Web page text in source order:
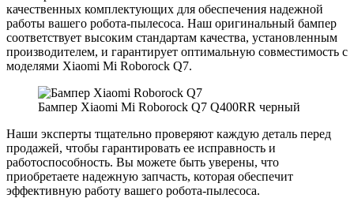
качественных комплектующих для обеспечения надежной
работы вашего робота-пылесоса. Наш оригинальный бампер
соответствует высоким стандартам качества, установленным
производителем, и гарантирует оптимальную совместимость с
моделями Xiaomi Mi Roborock Q7.
Бампер Xiaomi Mi Roborock Q7 Q400RR черный
Наши эксперты тщательно проверяют каждую деталь перед
продажей, чтобы гарантировать ее исправность и
работоспособность. Вы можете быть уверены, что
приобретаете надежную запчасть, которая обеспечит
эффективную работу вашего робота-пылесоса.